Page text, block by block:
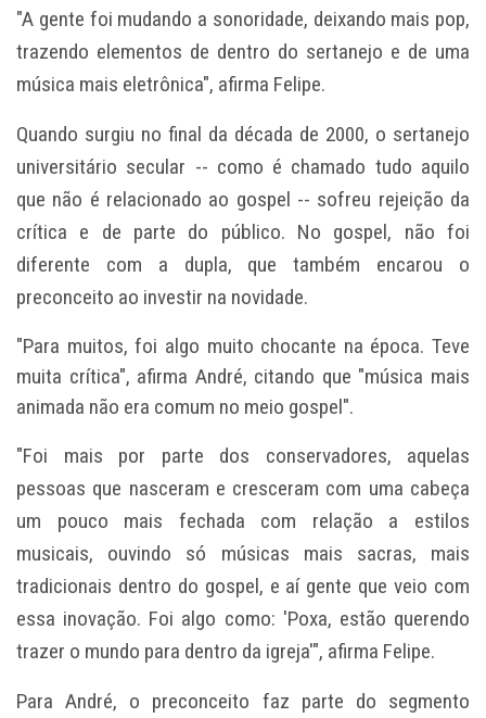
"A gente foi mudando a sonoridade, deixando mais pop,
trazendo elementos de dentro do sertanejo e de uma
música mais eletrônica", afirma Felipe.
Quando surgiu no final da década de 2000, o sertanejo
universitário secular -- como é chamado tudo aquilo
que não é relacionado ao gospel -- sofreu rejeição da
crítica e de parte do público. No gospel, não foi
diferente com a dupla, que também encarou o
preconceito ao investir na novidade.
"Para muitos, foi algo muito chocante na época. Teve
muita crítica", afirma André, citando que "música mais
animada não era comum no meio gospel".
"Foi mais por parte dos conservadores, aquelas
pessoas que nasceram e cresceram com uma cabeça
um pouco mais fechada com relação a estilos
musicais, ouvindo só músicas mais sacras, mais
tradicionais dentro do gospel, e aí gente que veio com
essa inovação. Foi algo como: 'Poxa, estão querendo
trazer o mundo para dentro da igreja'", afirma Felipe.
Para André, o preconceito faz parte do segmento